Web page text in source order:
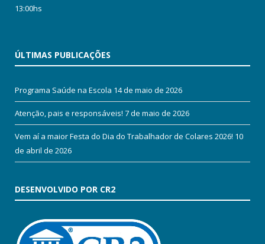
13:00hs
ÚLTIMAS PUBLICAÇÕES
Programa Saúde na Escola 14 de maio de 2026
Atenção, pais e responsáveis! 7 de maio de 2026
Vem aí a maior Festa do Dia do Trabalhador de Colares 2026! 10
de abril de 2026
DESENVOLVIDO POR CR2